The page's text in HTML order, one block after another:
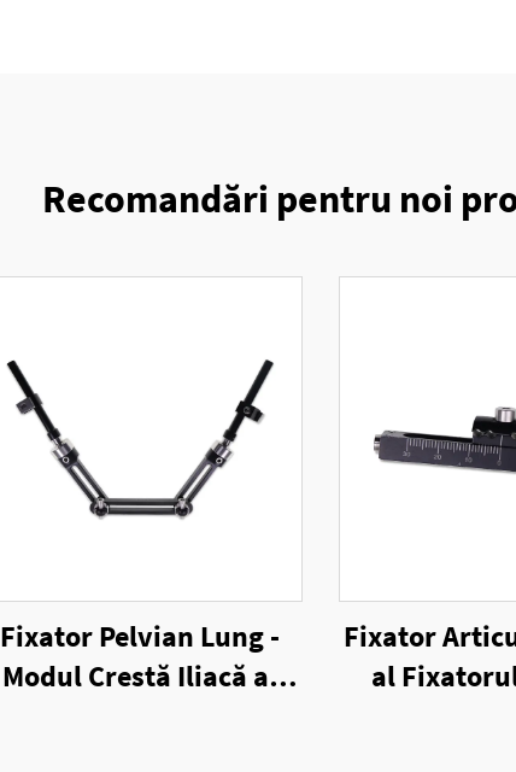
Recomandări pentru noi
Fixator Pelvian Lung -
Modul Crestă Iliacă al
Fixator
al